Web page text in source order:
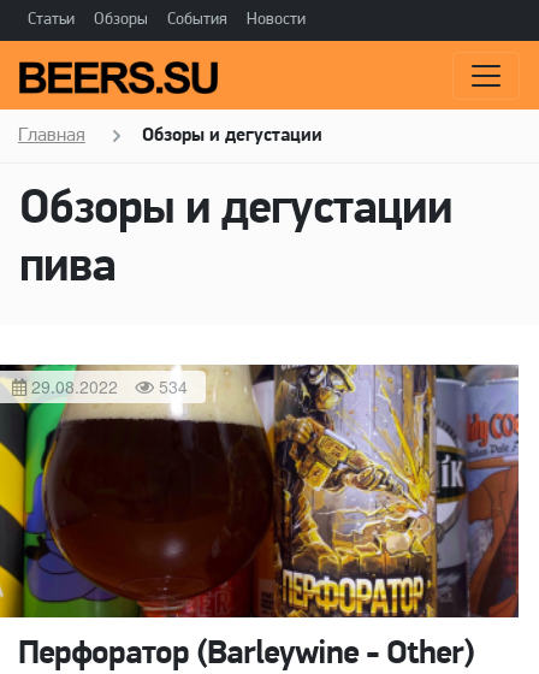
Статьи Обзоры События Новости
Главная Обзоры и дегустации
Обзоры и дегустации
пива
29.08.2022 534
Перфоратор (Barleywine - Other)